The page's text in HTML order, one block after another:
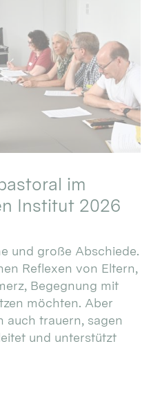
im
Institut 2026
und große Abschiede.
Reflexen von Eltern,
Begegnung mit
möchten. Aber
auch trauern, sagen
und unterstützt